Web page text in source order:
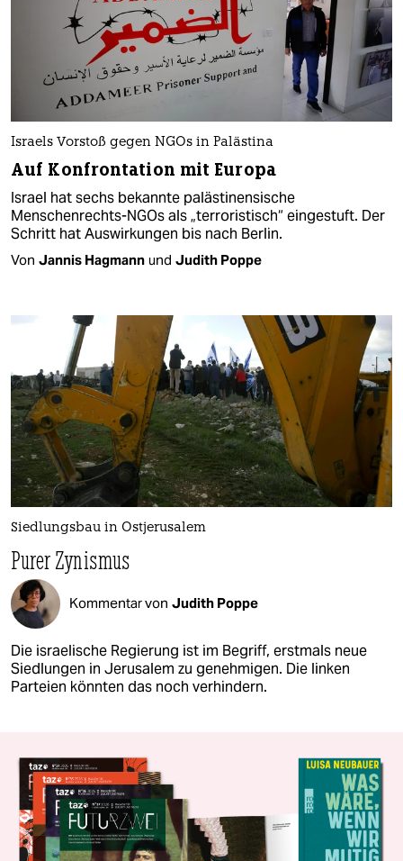
Israels Vorstoß gegen NGOs in Palästina
Auf Konfrontation mit Europa
Israel hat sechs bekannte palästinensische
Menschenrechts-NGOs als „terroristisch“ eingestuft. Der
Schritt hat Auswirkungen bis nach Berlin.
Von Jannis Hagmann und Judith Poppe
Siedlungsbau in Ostjerusalem
Purer Zynismus
Kommentar von Judith Poppe
Die israelische Regierung ist im Begriff, erstmals neue
Siedlungen in Jerusalem zu genehmigen. Die linken
Parteien könnten das noch verhindern.